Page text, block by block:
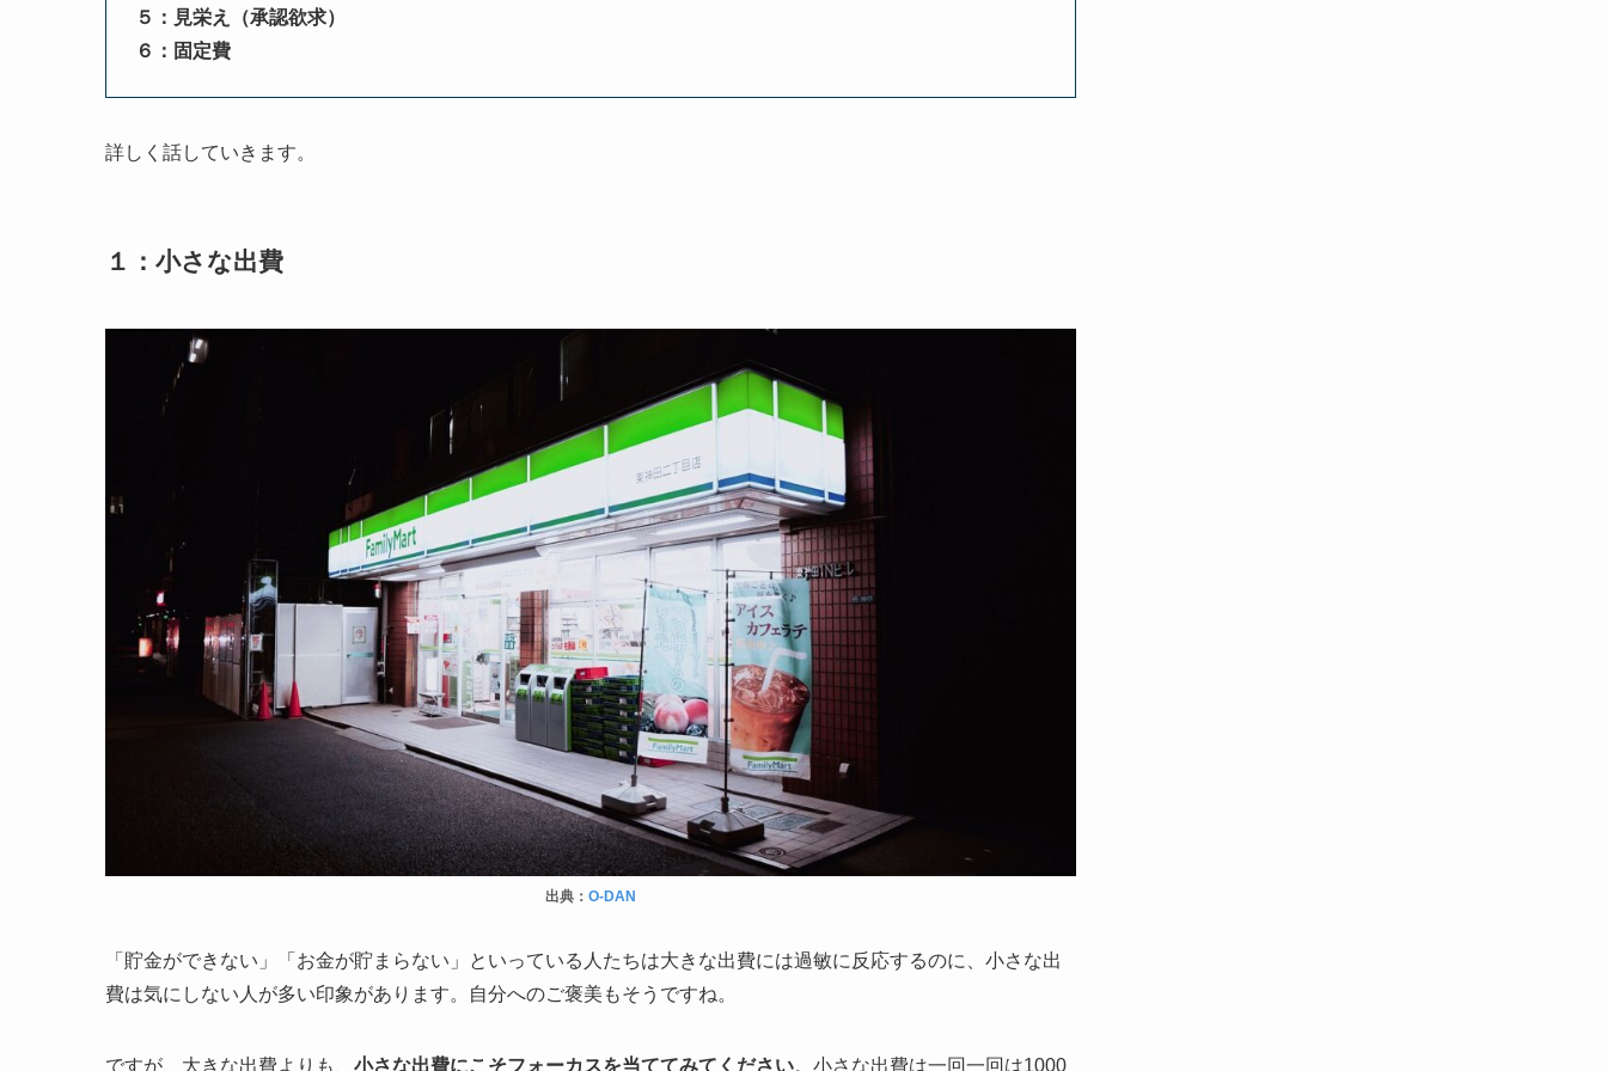
５：見栄え（承認欲求）
６：固定費
詳しく話していきます。
１：小さな出費
出典： O-DAN
「貯金ができない」「お金が貯まらない」といっている人たちは大きな出費には過敏に反応するのに、小さな出
費は気にしない人が多い印象があります。自分へのご褒美もそうですね。
ですが、大きな出費よりも、 小さな出費にこそフォーカスを当ててみてください。小さな出費は一回一回は1000